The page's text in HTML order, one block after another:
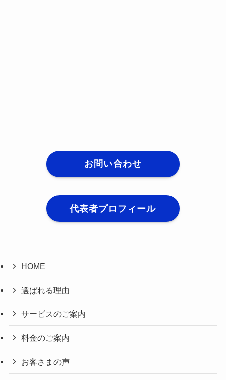
お問い合わせ
代表者プロフィール
HOME
選ばれる理由
サービスのご案内
料金のご案内
お客さまの声